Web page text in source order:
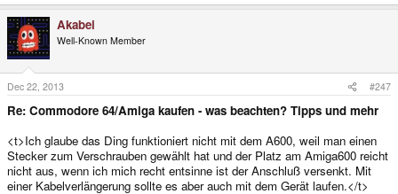
Akabei
Well-Known Member
Dec 22, 2013 #247
Re: Commodore 64/Amiga kaufen - was beachten? Tipps und mehr
<t>Ich glaube das Ding funktioniert nicht mit dem A600, weil man einen
Stecker zum Verschrauben gewählt hat und der Platz am Amiga600 reicht
nicht aus, wenn ich mich recht entsinne ist der Anschluß versenkt. Mit
einer Kabelverlängerung sollte es aber auch mit dem Gerät laufen.</t>